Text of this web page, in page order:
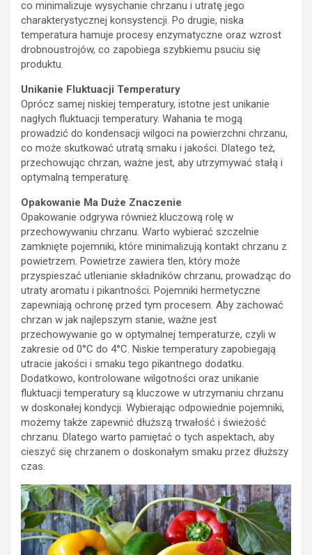
co minimalizuje wysychanie chrzanu i utratę jego
charakterystycznej konsystencji. Po drugie, niska
temperatura hamuje procesy enzymatyczne oraz wzrost
drobnoustrojów, co zapobiega szybkiemu psuciu się
produktu.
Unikanie Fluktuacji Temperatury
Oprócz samej niskiej temperatury, istotne jest unikanie
nagłych fluktuacji temperatury. Wahania te mogą
prowadzić do kondensacji wilgoci na powierzchni chrzanu,
co może skutkować utratą smaku i jakości. Dlatego też,
przechowując chrzan, ważne jest, aby utrzymywać stałą i
optymalną temperaturę.
Opakowanie Ma Duże Znaczenie
Opakowanie odgrywa również kluczową rolę w
przechowywaniu chrzanu. Warto wybierać szczelnie
zamknięte pojemniki, które minimalizują kontakt chrzanu z
powietrzem. Powietrze zawiera tlen, który może
przyspieszać utlenianie składników chrzanu, prowadząc do
utraty aromatu i pikantności. Pojemniki hermetyczne
zapewniają ochronę przed tym procesem. Aby zachować
chrzan w jak najlepszym stanie, ważne jest
przechowywanie go w optymalnej temperaturze, czyli w
zakresie od 0°C do 4°C. Niskie temperatury zapobiegają
utracie jakości i smaku tego pikantnego dodatku.
Dodatkowo, kontrolowane wilgotności oraz unikanie
fluktuacji temperatury są kluczowe w utrzymaniu chrzanu
w doskonałej kondycji. Wybierając odpowiednie pojemniki,
możemy także zapewnić dłuższą trwałość i świeżość
chrzanu. Dlatego warto pamiętać o tych aspektach, aby
cieszyć się chrzanem o doskonałym smaku przez dłuższy
czas.